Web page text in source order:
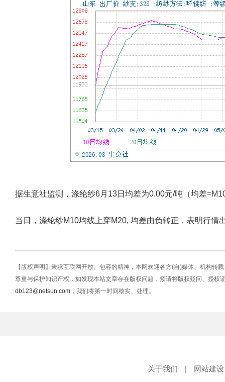
据生意社监测，涤纶纱6月13日均差为0.00元/吨（均差
当日，涤纶纱M10均线上穿M20, 均差由负转正，表明行情
【版权声明】秉承互联网开放、包容的精神，本网欢迎各方(自)媒体、机构转
尊重与保护知识产权，如发现本站文章存在版权问题，烦请将版权疑问、授权
db123@netsun.com ，我们将第一时间核实、处理。
关于我们 | 网站建设